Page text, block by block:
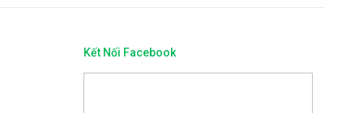
Kết Nối Facebook